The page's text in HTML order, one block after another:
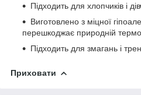
Підходить для хлопчиків і
Виготовлено з міцної
перешкоджає природній
Підходить для змагань і
Приховати